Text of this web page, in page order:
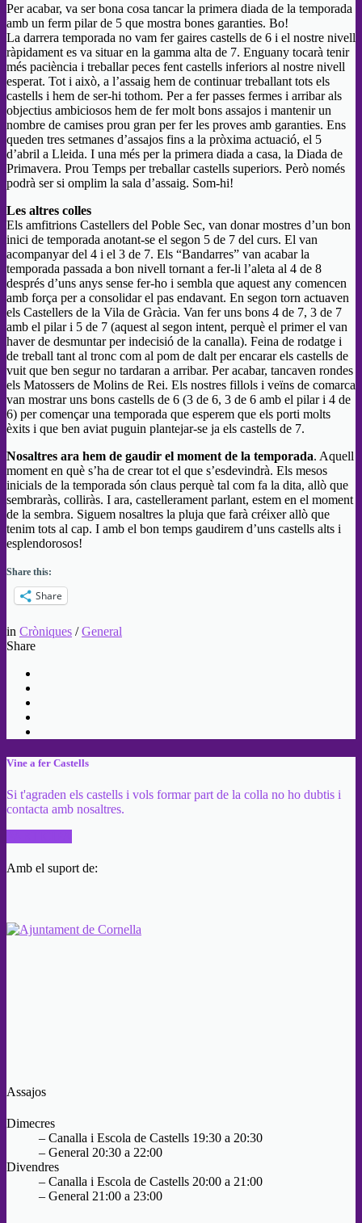
Per acabar, va ser bona cosa tancar la primera diada de la temporada
amb un ferm pilar de 5 que mostra bones garanties. Bo!
La darrera temporada no vam fer gaires castells de 6 i el nostre nivell
ràpidament es va situar en la gamma alta de 7. Enguany tocarà tenir
més paciència i treballar peces fent castells inferiors al nostre nivell
esperat. Tot i això, a l’assaig hem de continuar treballant tots els
castells i hem de ser-hi tothom. Per a fer passes fermes i arribar als
objectius ambiciosos hem de fer molt bons assajos i mantenir un
nombre de camises prou gran per fer les proves amb garanties. Ens
queden tres setmanes d’assajos fins a la pròxima actuació, el 5
d’abril a Lleida. I una més per la primera diada a casa, la Diada de
Primavera. Prou Temps per treballar castells superiors. Però només
podrà ser si omplim la sala d’assaig. Som-hi!
Les altres colles
Els amfitrions Castellers del Poble Sec, van donar mostres d’un bon
inici de temporada anotant-se el segon 5 de 7 del curs. El van
acompanyar del 4 i el 3 de 7. Els “Bandarres” van acabar la
temporada passada a bon nivell tornant a fer-li l’aleta al 4 de 8
després d’uns anys sense fer-ho i sembla que aquest any comencen
amb força per a consolidar el pas endavant. En segon torn actuaven
els Castellers de la Vila de Gràcia. Van fer uns bons 4 de 7, 3 de 7
amb el pilar i 5 de 7 (aquest al segon intent, perquè el primer el van
haver de desmuntar per indecisió de la canalla). Feina de rodatge i
de treball tant al tronc com al pom de dalt per encarar els castells de
vuit que ben segur no tardaran a arribar. Per acabar, tancaven rondes
els Matossers de Molins de Rei. Els nostres fillols i veïns de comarca
van mostrar uns bons castells de 6 (3 de 6, 3 de 6 amb el pilar i 4 de
6) per començar una temporada que esperem que els porti molts
èxits i que ben aviat puguin plantejar-se ja els castells de 7.
Nosaltres ara hem de gaudir el moment de la temporada. Aquell
moment en què s’ha de crear tot el que s’esdevindrà. Els mesos
inicials de la temporada són claus perquè tal com fa la dita, allò que
sembraràs, colliràs. I ara, castellerament parlant, estem en el moment
de la sembra. Siguem nosaltres la pluja que farà créixer allò que
tenim tots al cap. I amb el bon temps gaudirem d’uns castells alts i
esplendorosos!
Share this:
Share
in Cròniques /General
Share
Vine a fer Castells
Si t'agraden els castells i vols formar part de la colla no ho dubtis i
contacta amb nosaltres.
Amb el suport de:
Assajos
Dimecres
– Canalla i Escola de Castells 19:30 a 20:30
– General 20:30 a 22:00
Divendres
– Canalla i Escola de Castells 20:00 a 21:00
– General 21:00 a 23:00